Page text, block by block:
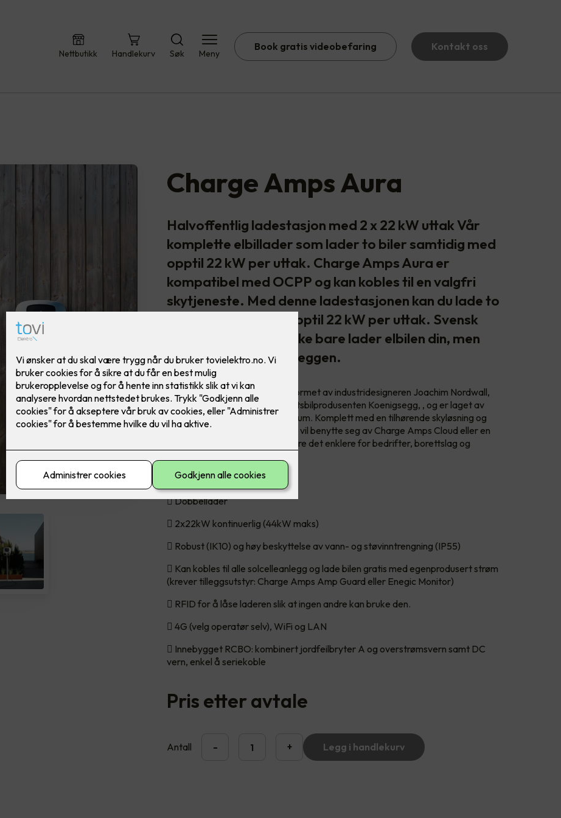
Nettbutikk Handlekurv Søk Meny
Book gratis videobefaring Kontakt oss
Charge Amps Aura
Halvoffentlig ladestasjon med 2 x 22 kW uttak Vår
komplette elbillader som lader to biler samtidig med
opptil 22 kW per uttak. Charge Amps Aura er
kompatibel med OCPP og kan kobles til en valgfri
skytjeneste. Med denne ladestasjonen kan du lade to
biler samtidig med opptil 22 kW per uttak. Svensk
industridesign som ikke bare lader elbilen din, men
også ser stilig ut på veggen.
Charge Amps Aura er nøye utformet av industridesigneren Joachim Nordwall,
tidligere sjefsdesigner hos sportsbilprodusenten Koenigsegg, , og er laget av
bærekraftig gjenvunnet aluminium. Komplett med en tilhørende skyløsning og
mulighet til å velge selv om man vil benytte seg av Charge Amps Cloud eller en
annen skytjeneste. Alt for å gjøre det enklere for bedrifter, borettslag og
o Aura:
 Dobbellader
 2x22kW kontinuerlig (44kW maks)
 Robust (IK10) og høy beskyttelse av vann- og støvinntrengning (IP55)
 Kan kobles til alle solcelleanlegg og lade bilen gratis med egenprodusert strøm
(krever tilleggsutstyr: Charge Amps Amp Guard eller Enegic Monitor)
 RFID for å låse laderen slik at ingen andre kan bruke den.
 4G (velg operatør selv), WiFi og LAN
 Innebygget RCBO: kombinert jordfeilbryter A og overstrømsvern samt DC
vern, enkel å seriekoble
Pris etter avtale
Antall - + Legg i handlekurv